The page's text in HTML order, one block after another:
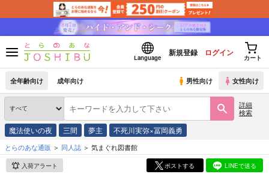
Language
新規登録 ログイン
カート
全年齢向け 成年向け 男性向け 女性向け
詳細
検索
魔法使いの夜 三間 夢主 不死川実弥×冨岡義勇
とらのあな通販 同人誌 気まぐれ図書館
入荷アラート ポストする LINEで送る